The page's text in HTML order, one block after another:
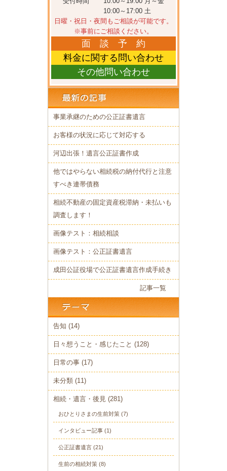
10:00～17:00 土
日曜・祝日・夜間もご相談が可能です。
※事前にご相談ください。
面 談 予 約
料金に関する問い合わせ
その他問い合わせ
事業承継のための公正証書遺言
お客様の状況に応じて対応する
河辺出張！遺言公正証書作成
他ではやらない相続税の納付代行と注意
すべき連帯債務
相続不動産の固定資産税滞納・未払いも
調査します！
画像テスト：相続相談
画像テスト：公正証書遺言
成田公証役場で公正証書遺言作成手続き
記事一覧
告知 (14)
日々想うこと・感じたこと (128)
日常の事 (17)
未分類 (11)
相続・遺言・後見 (281)
おひとりさまの生前対策 (7)
インタビュー記事 (1)
公正証書遺言 (21)
生前の相続対策 (8)